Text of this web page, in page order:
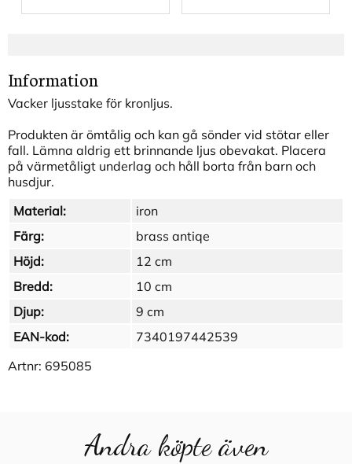
Information
Vacker ljusstake för kronljus.
Produkten är ömtålig och kan gå sönder vid stötar eller
fall. Lämna aldrig ett brinnande ljus obevakat. Placera
på värmetåligt underlag och håll borta från barn och
husdjur.
Material:
iron
Färg:
brass antiqe
Höjd:
12 cm
Bredd:
10 cm
Djup:
9 cm
EAN-kod:
7340197442539
Artnr: 695085
Andra köpte även